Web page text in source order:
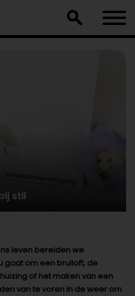
stil
leven bereiden we
gaat om een bruiloft, de
of het maken van een
van te voren in de weer om